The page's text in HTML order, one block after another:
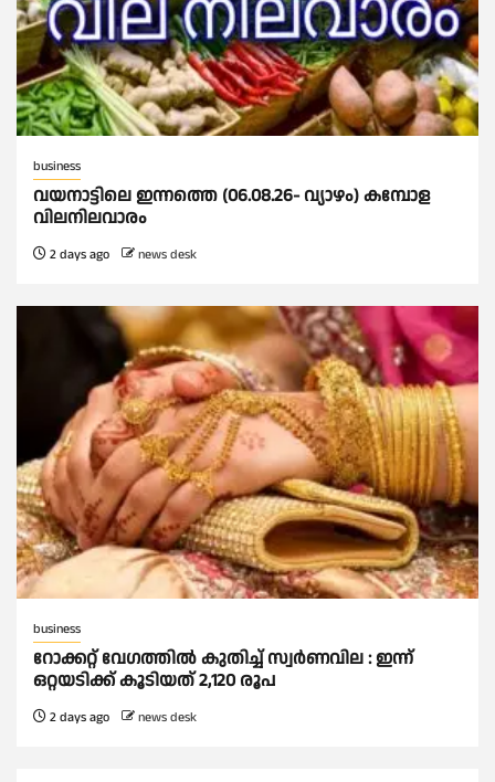
business
വയനാട്ടിലെ ഇന്നത്തെ (06.08.26- വ്യാഴം) കമ്പോള
വിലനിലവാരം
2 days ago news desk
business
റോക്കറ്റ് വേഗത്തില്‍ കുതിച്ച് സ്വര്‍ണവില : ഇന്ന്
ഒറ്റയടിക്ക് കൂടിയത് 2,120 രൂപ
2 days ago news desk